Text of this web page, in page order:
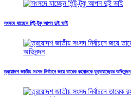
সংসদে যাচ্ছেন পিন্টু-টুকু আপন দুই ভাই
ত্রয়োদশ জাতীয় সংসদ নির্বাচনে জয়ে তারেক রহমানকে যুক্তরাজ্যের অভিনন্দন